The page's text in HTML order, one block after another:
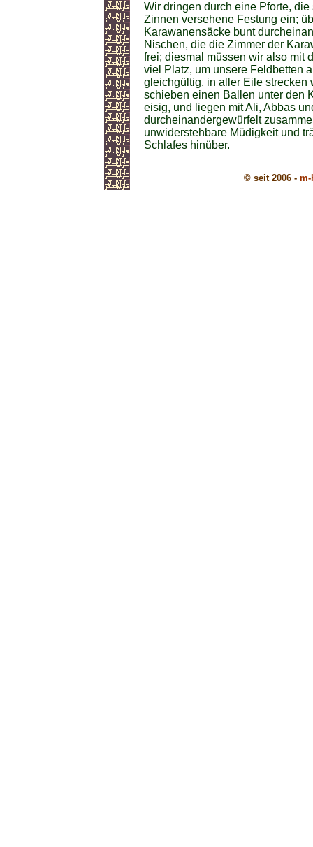
Wir dringen durch eine Pforte,
Zinnen versehene Festung ein;
Karawanensäcke bunt
Nischen, die die Zimmer der
frei; diesmal müssen wir also mit
viel Platz, um unsere Feldbetten
gleichgültig, in aller Eile strecken
schieben einen Ballen unter den
eisig, und liegen mit Ali, Abbas
durcheinandergewürfelt
unwiderstehbare Müdigkeit und
Schlafes hinüber.
© seit 2006 - m-